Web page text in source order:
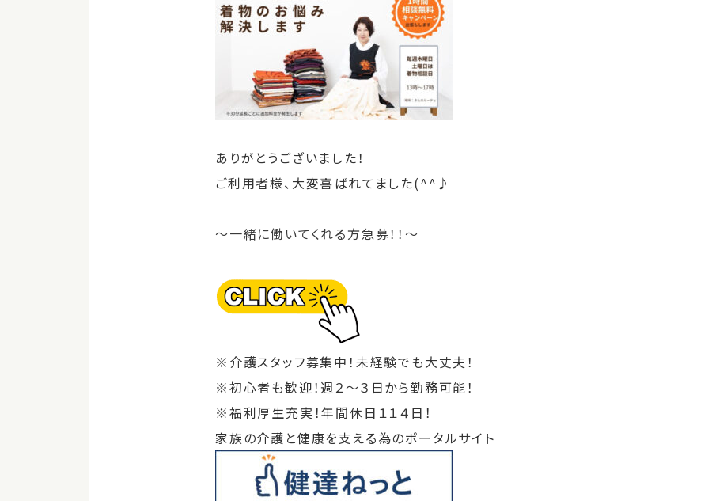
ありがとうございました！
ご利用者様、大変喜ばれてました(^^♪
～一緒に働いてくれる方急募！！～
※介護スタッフ募集中！未経験でも大丈夫！
※初心者も歓迎！週２～３日から勤務可能！
※福利厚生充実！年間休日１１４日！
家族の介護と健康を支える為のポータルサイト